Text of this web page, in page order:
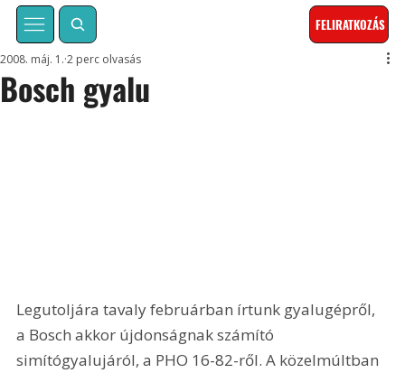
FELIRATKOZÁS
Bosch gyalu
2008. máj. 1. 2 perc olvasás
Legutoljára tavaly februárban írtunk gyalugépről,
a Bosch akkor újdonságnak számító
simítógyalujáról, a PHO 16-82-ről. A közelmúltban